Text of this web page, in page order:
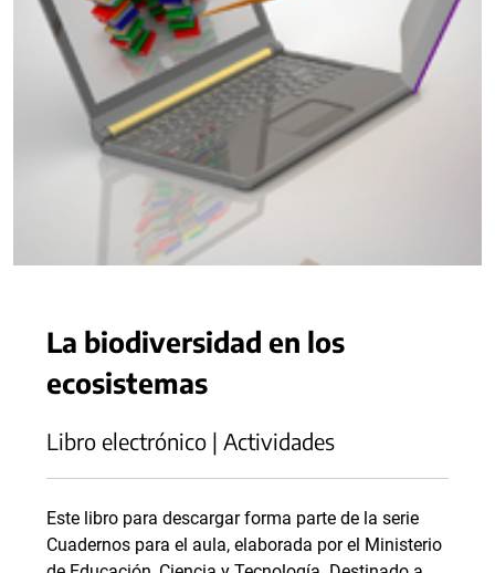
La biodiversidad en los
ecosistemas
Libro electrónico | Actividades
Este libro para descargar forma parte de la serie
Cuadernos para el aula, elaborada por el Ministerio